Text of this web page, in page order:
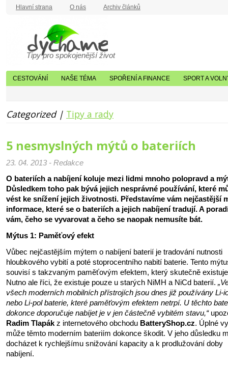
Hlavní strana O nás Archiv článků
Tipy pro spokojenější život
CESTOVÁNÍ NAŠE TÉMA SPOŘENÍ A FINANCE SPORT A
Categorized | Tipy a rady
5 nesmyslných mýtů o bateriích
23. 04. 2013 - Redakce
O bateriích a nabíjení koluje mezi lidmi mnoho polopravd a
Důsledkem toho pak bývá jejich nesprávné používání, které
vést ke snížení jejich životnosti. Představíme vám nejčastější
informace, které se o bateriích a jejich nabíjení tradují. A
vám, čeho se vyvarovat a čeho se naopak nemusíte bát.
Mýtus 1: Paměťový efekt
Vůbec nejčastějším mýtem o nabíjení baterií je tradování nutnosti
hloubkového vybití a poté stoprocentního nabití baterie. Tento
souvisí s takzvaným paměťovým efektem, který skutečně
Nutno ale říci, že existuje pouze u starých NiMH a NiCd baterií.
všech moderních mobilních přístrojích jsou dnes již používány Li-
nebo Li-pol baterie, které paměťovým efektem netrpí. U těchto
dokonce doporučuje nabíjet je v jen částečně vybitém stavu,“
Radim Tlapák z internetového obchodu BatteryShop.cz. Úplné
může těmto moderním bateriím dokonce škodit. V jeho důsledku
docházet k rychlejšímu snižování kapacity a k prodlužování doby
nabíjení.